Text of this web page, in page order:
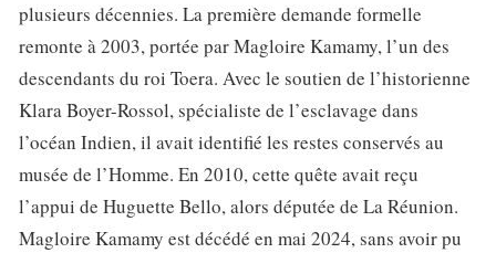
plusieurs décennies. La première demande formelle
remonte à 2003, portée par Magloire Kamamy, l’un des
descendants du roi Toera. Avec le soutien de l’historienne
Klara Boyer-Rossol, spécialiste de l’esclavage dans
l’océan Indien, il avait identifié les restes conservés au
musée de l’Homme. En 2010, cette quête avait reçu
l’appui de Huguette Bello, alors députée de La Réunion.
Magloire Kamamy est décédé en mai 2024, sans avoir pu